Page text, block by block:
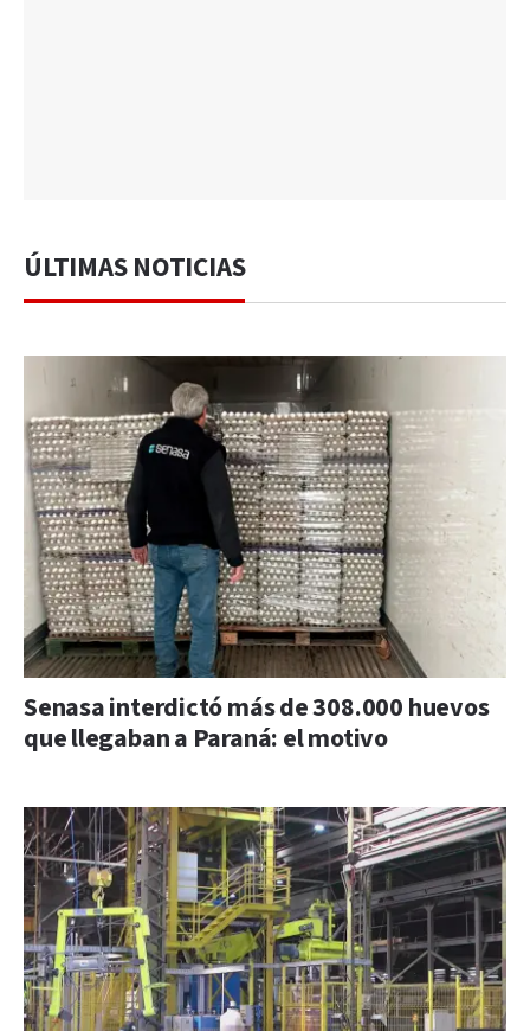
ÚLTIMAS NOTICIAS
Senasa interdictó más de 308.000 huevos
que llegaban a Paraná: el motivo